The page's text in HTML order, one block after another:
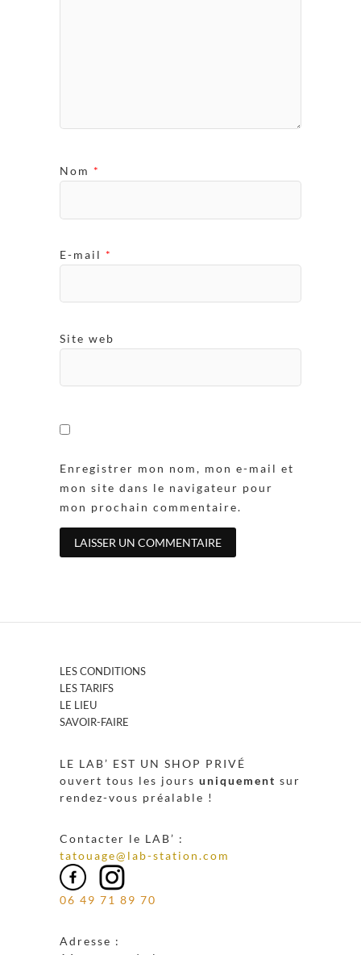
Nom *
E-mail *
Site web
Enregistrer mon nom, mon e-mail et
mon site dans le navigateur pour
mon prochain commentaire.
LES CONDITIONS
LES TARIFS
LE LIEU
SAVOIR-FAIRE
LE LAB’ EST UN SHOP PRIVÉ
ouvert tous les jours uniquement sur
rendez-vous préalable !
Contacter le LAB’ :
tatouage@lab-station.com
06 49 71 89 70
Adresse :